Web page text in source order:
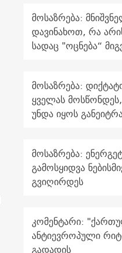
მოსაზრება:
დავინახოთ, რა
სადაც "ოცნება“
მოსაზრება:
ყველას
უნდა იყოს
მოსაზრება:
გამოსყიდვა
გვიღირდეს
კომენტარი:
ანტიევროპული
გადადის